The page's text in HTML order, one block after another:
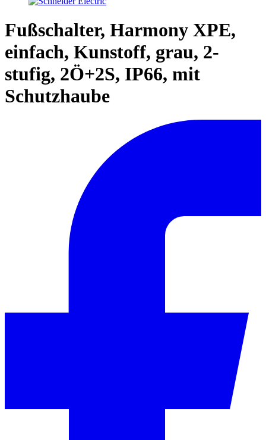
Fußschalter, Harmony XPE,
einfach, Kunstoff, grau, 2-
stufig, 2Ö+2S, IP66, mit
Schutzhaube